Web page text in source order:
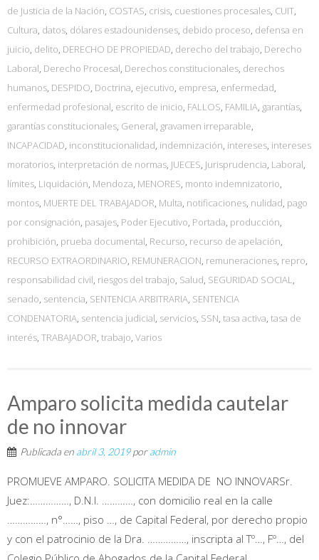
de Justicia de la Nación, COSTAS, crisis, cuestiones procesales, CUIT,
Cultura, datos, dólares estadounidenses, debido proceso, defensa en
juicio, delito, DERECHO DE PROPIEDAD, derecho del trabajo, Derecho
Laboral, Derecho Procesal, Derechos constitucionales, derechos
humanos, DESPIDO, Doctrina, ejecutivo, empresa, enfermedad,
enfermedad profesional, escrito de inicio, FALLOS, FAMILIA, garantías,
garantías constitucionales, General, gravamen irreparable,
INCAPACIDAD, inconstitucionalidad, indemnización, intereses, intereses
moratorios, interpretación de normas, JUECES, Jurisprudencia, Laboral,
límites, Liquidación, Mendoza, MENORES, monto indemnizatorio,
montos, MUERTE DEL TRABAJADOR, Multa, notificaciones, nulidad, pago
por consignación, pasajes, Poder Ejecutivo, Portada, producción,
prohibición, prueba documental, Recurso, recurso de apelación,
RECURSO EXTRAORDINARIO, REMUNERACION, remuneraciones, repro,
responsabilidad civil, riesgos del trabajo, Salud, SEGURIDAD SOCIAL,
senado, sentencia, SENTENCIA ARBITRARIA, SENTENCIA
CONDENATORIA, sentencia judicial, servicios, SSN, tasa activa, tasa de
interés, TRABAJADOR, trabajo, Varios
Amparo solicita medida cautelar
de no innovar
Publicada en abril 3, 2019poradmin
PROMUEVE AMPARO. SOLICITA MEDIDA DE NO INNOVARSr.
Juez:……………, D.N.I. …………, con domicilio real en la calle
……………, n°……, piso …, de Capital Federal, por derecho propio
y con el patrocinio de la Dra. ……………, inscripta al Tº…, Fº…, del